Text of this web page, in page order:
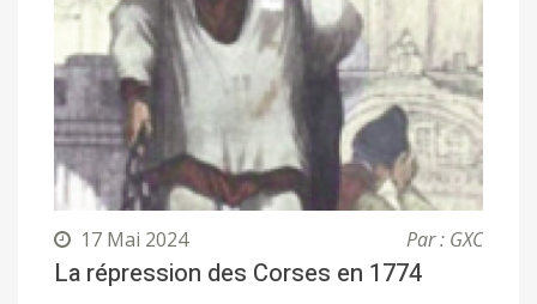
17 Mai 2024 Par : GXC
La répression des Corses en 1774